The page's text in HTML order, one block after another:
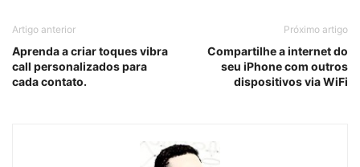
Artigo anterior
Aprenda a criar toques vibra
call personalizados para
cada contato.
Próximo artigo
Compartilhe a internet do
seu iPhone com outros
dispositivos via WiFi